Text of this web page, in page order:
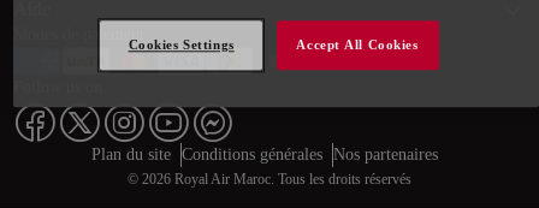
Web map links
$Title.getData()
Plan du site Conditions générales Nos partenaires
© 2026 Royal Air Maroc. Tous les droits réservés
Accept All Cookies
Cookies Settings